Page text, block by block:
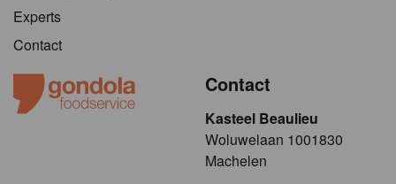
Experts
Contact
Contact
Kasteel Beaulieu
​​​Woluwelaan 1001830
Machelen